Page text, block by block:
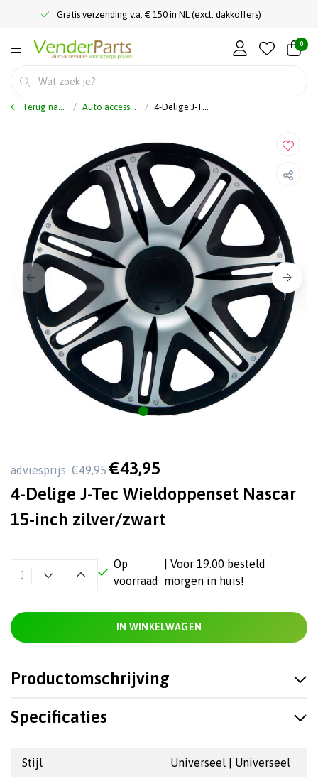
Gratis verzending v.a. € 150 in NL (excl. dakkoffers)
0
Terug naar home Auto accessoires 4-Delige J-Tec Wieldoppenset Nascar 15-inch zilver/zwart
adviesprijs €49,95 €43,95
4-Delige J-Tec Wieldoppenset Nascar
15-inch zilver/zwart
Op
voorraad
| Voor 19.00 besteld
morgen in huis!
IN WINKELWAGEN
Productomschrijving
Specificaties
Stijl Universeel | Universeel